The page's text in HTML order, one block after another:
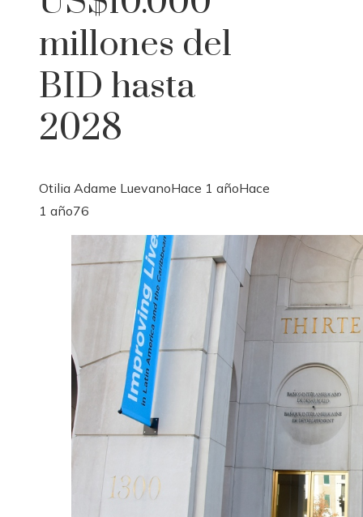
millones del
BID hasta
2028
Otilia Adame LuevanoHace 1 añoHace
1 año76